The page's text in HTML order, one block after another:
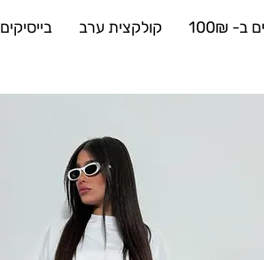
קולקצית ערב בייסיקים